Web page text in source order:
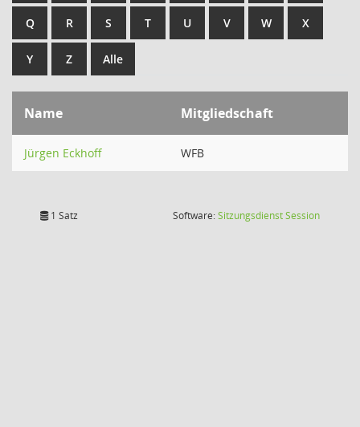
Q R S T U V W X
Y Z Alle
Name Mitgliedschaft
Jürgen Eckhoff WFB
1 Satz Software:SitzungsdienstSession(Wird in